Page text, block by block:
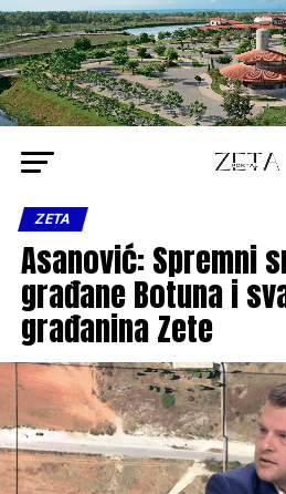
ZETA
Asanović: Spremni
građane Botuna i
građanina Zete